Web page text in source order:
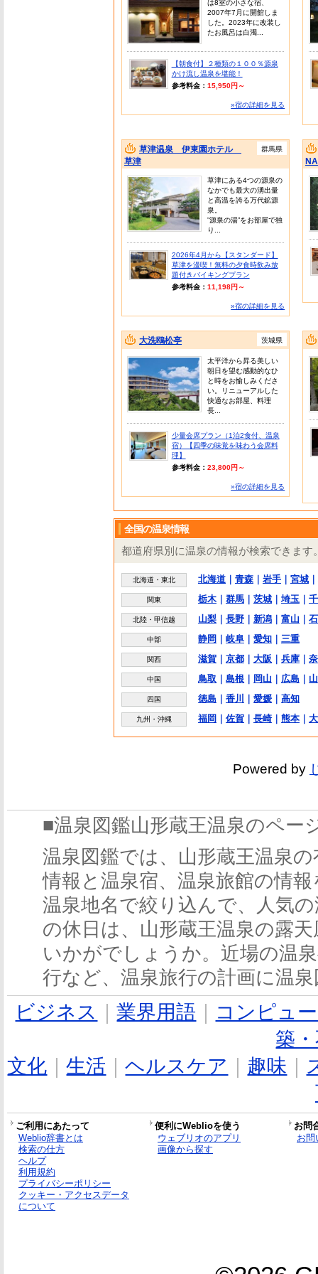
は8室の小さな宿、
2007年7月に開館しま
した。2023年に改装し
たお風呂は白濁...
【朝食付】２種類の１００％源泉
かけ流し温泉を堪能！
参考料金： 15,950円～
»宿の詳細を見る
草津温泉 伊東園ホテル
草津
群馬県
草津にある4つの源泉の
なかでも最大の湧出量
と高温を誇る万代鉱源
泉。
”源泉の湯”をお部屋で独
り...
2026年4月から【スタンダード】
草津を漫喫！無料の夕食時飲み放
題付きバイキングプラン
参考料金： 11,198円～
»宿の詳細を見る
大洗鴎松亭 茨城県
太平洋から昇る美しい
朝日を望む感動的なひ
と時をお愉しみくださ
い。リニューアルした
快適なお部屋、料理
長...
少量会席プラン（1泊2食付、温泉
宿）【四季の味覚を味わう会席料
理】
参考料金： 23,800円～
»宿の詳細を見る
全国の温泉情報
都道府県別に温泉の情報が検索できます
北海道・東北 北海道 青森 岩手 宮城
関東 栃木 群馬 茨城 埼玉
北陸・甲信越 山梨 長野 新潟 富山
中部 静岡 岐阜 愛知 三重
関西 滋賀 京都 大阪 兵庫
中国 鳥取 島根 岡山 広島
四国 徳島 香川 愛媛 高知
九州・沖縄 福岡 佐賀 長崎｜ 熊本
Powered by
■温泉図鑑山形蔵王温泉のペー
温泉図鑑では、山形蔵王温泉
情報と温泉宿、温泉旅館の情
温泉地名で絞り込んで、人気
の休日は、山形蔵王温泉の露
いかがでしょうか。近場の温
行など、温泉旅行の計画に温
ビジネス ｜業界用語
コンピュ
築
文化 ｜生活 ｜ヘルスケア 趣味
ご利用にあたって 便利にWeblioを使う
お問
Weblio辞書とは
検索の仕方
ヘルプ
利用規約
プライバシーポリシー
クッキー・アクセスデータ
について
ウェブリオのアプリ
画像から探す
お問